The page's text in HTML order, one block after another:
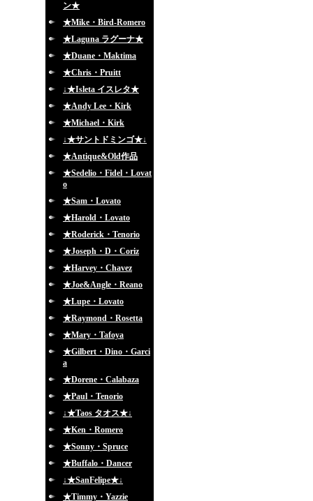
ン★
★Mike・Bird-Romero
★Laguna ラグーナ★
★Duane・Maktima
★Chris・Pruitt
↓★Isleta イスレタ★
★Andy Lee・Kirk
★Michael・Kirk
↓★サントドミンゴ★↓
★Antique&Old作品
★Sedelio・Fidel・Lovat
o
★Sam・Lovato
★Harold・Lovato
★Roderick・Tenorio
★Joseph・D・Coriz
★Harvey・Chavez
★Joe&Angle・Reano
★Lupe・Lovato
★Raymond・Rosetta
★Mary・Tafoya
★Gilbert・Dino・Garci
a
★Dorene・Calabaza
★Paul・Tenorio
↓★Taos タオス★↓
★Ken・Romero
★Sonny・Spruce
★Buffalo・Dancer
↓★SanFelipe★↓
★Timmy・Yazzie